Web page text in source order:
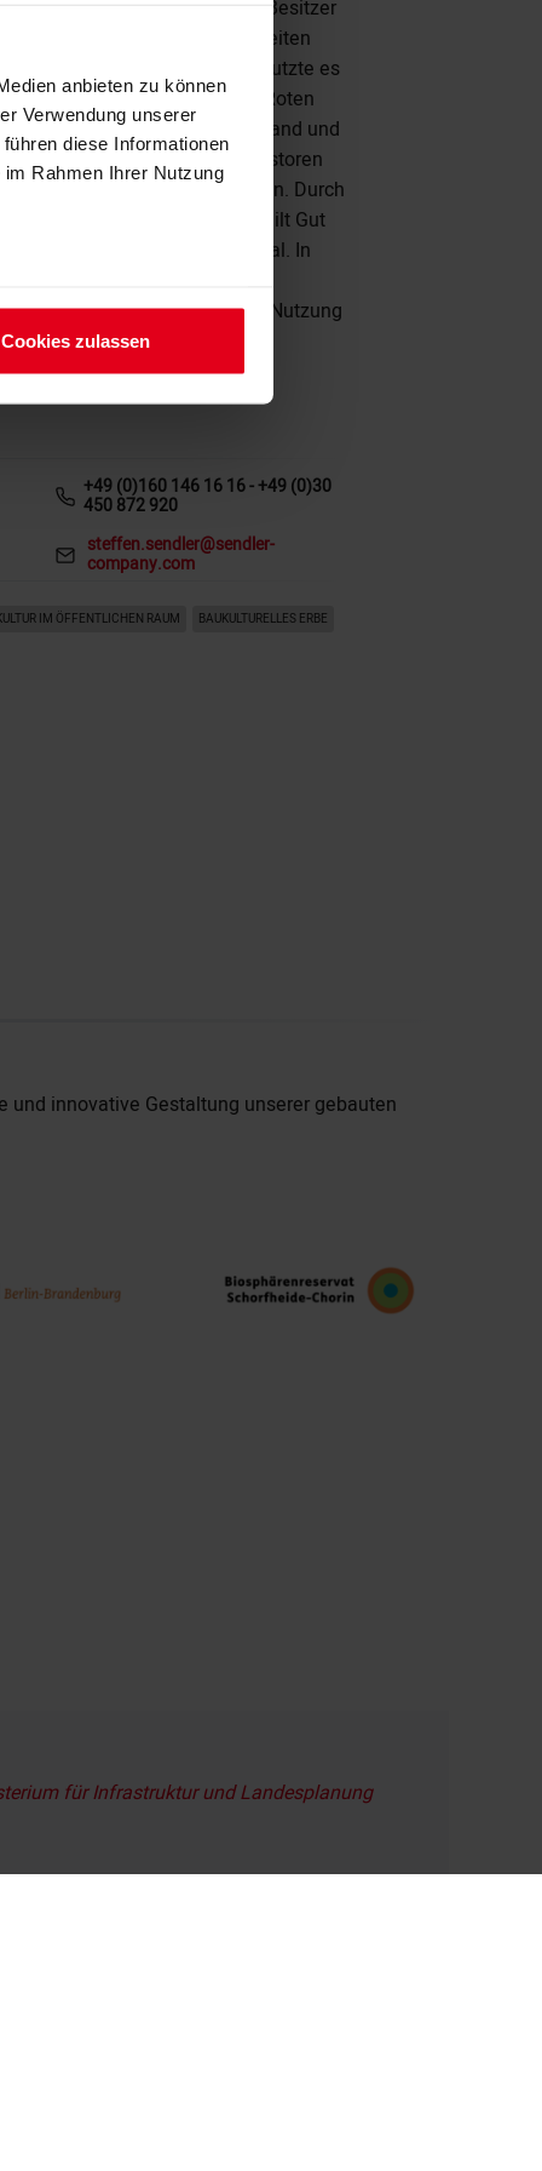
anbieten zu können
Verwendung unserer
diese Informationen
Rahmen Ihrer Nutzung
Cookies zulassen
wechselte es mehrfach den Besitzer
genutzt. Nach dem Zweiten
Armee das Gelände und nutzte es
Nach dem Abzug der Roten
die Bundesrepublik Deutschland und
2000 von deutschen Investoren
türkische Investoren verkauften. Durch
Anlage zunehmend. Heute gilt Gut
stark gefährdetes Baudenkmal. In
Derzeit wir die weitere Nutzung
+49 (0)160 146 16 16 - +49 (0)30
450 872 920
Mail:
steffen.sendler@sendler-
company.com
IM ÖFFENTLICHEN RAUM BAUKULTURELLES ERBE
innovative Gestaltung unserer gebauten
für Infrastruktur und Landesplanung